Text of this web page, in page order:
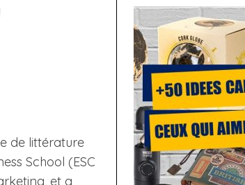
de littérature
School (ESC
et a